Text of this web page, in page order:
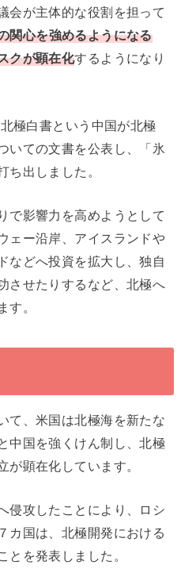
会が主体的な役割を担って
関心を強めるようになる
クが顕在化するようになり
極白書という中国が北極
いての文書を公表し、「氷
ち出しました。
で影響力を高めようとして
ェー沿岸、アイスランドや
などへ投資を拡大し、独自
させたりするなど、北極へ
す。
て、米国は北極海を新たな
中国を強くけん制し、北極
が顕在化しています。
侵攻したことにより、ロシ
カ国は、北極開発における
とを発表しました。